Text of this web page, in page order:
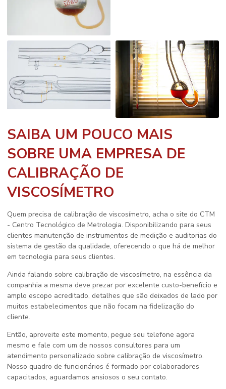
SAIBA UM POUCO MAIS
SOBRE UMA EMPRESA DE
CALIBRAÇÃO DE
VISCOSÍMETRO
Quem precisa de calibração de viscosímetro, acha o site do CTM
- Centro Tecnológico de Metrologia. Disponibilizando para seus
clientes manutenção de instrumentos de medição e auditorias do
sistema de gestão da qualidade, oferecendo o que há de melhor
em tecnologia para seus clientes.
Ainda falando sobre calibração de viscosímetro, na essência da
companhia a mesma deve prezar por excelente custo-benefício e
amplo escopo acreditado, detalhes que são deixados de lado por
muitos estabelecimentos que não focam na fidelização do
cliente.
Então, aproveite este momento, pegue seu telefone agora
mesmo e fale com um de nossos consultores para um
atendimento personalizado sobre calibração de viscosímetro.
Nosso quadro de funcionários é formado por colaboradores
capacitados, aguardamos ansiosos o seu contato.